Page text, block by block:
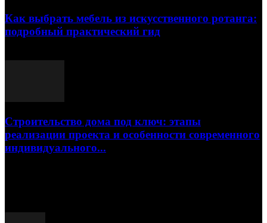
Как выбрать мебель из искусственного ротанга:
подробный практический гид
Строительство дома под ключ: этапы
реализации проекта и особенности современного
индивидуального...